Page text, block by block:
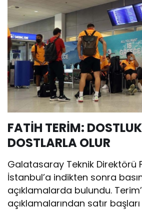
FATİH TERİM:
DOSTLARLA OLUR
Galatasaray Teknik Direktörü
İstanbul’a indikten sonra
açıklamalarda bulundu.
açıklamalarından satır